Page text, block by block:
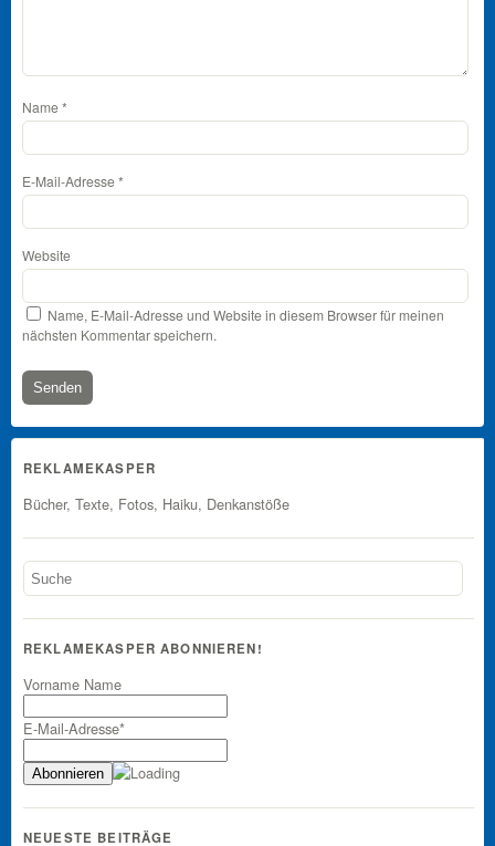
Name*
E-Mail-Adresse*
Website
Name, E-Mail-Adresse und Website in diesem Browser für meinen
nächsten Kommentar speichern.
REKLAMEKASPER
Bücher, Texte, Fotos, Haiku, Denkanstöße
REKLAMEKASPER ABONNIEREN!
Vorname Name
E-Mail-Adresse*
NEUESTE BEITRÄGE